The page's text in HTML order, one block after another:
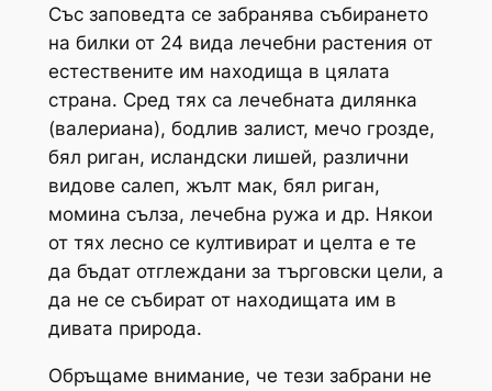
Със заповедта се забранява събирането
на билки от 24 вида лечебни растения от
естествените им находища в цялата
страна. Сред тях са лечебната дилянка
(валериана), бодлив залист, мечо грозде,
бял риган, исландски лишей, различни
видове салеп, жълт мак, бял риган,
момина сълза, лечебна ружа и др. Някои
от тях лесно се култивират и целта е те
да бъдат отглеждани за търговски цели, а
да не се събират от находищата им в
дивата природа.
Обръщаме внимание, че тези забрани не